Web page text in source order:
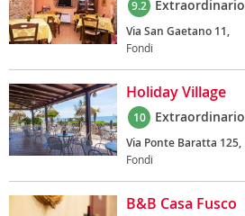
9.2 Extraordinario
Via San Gaetano 11,
Fondi
Holiday Village
10 Extraordinario
Via Ponte Baratta 125,
Fondi
B&B Casa Fusco